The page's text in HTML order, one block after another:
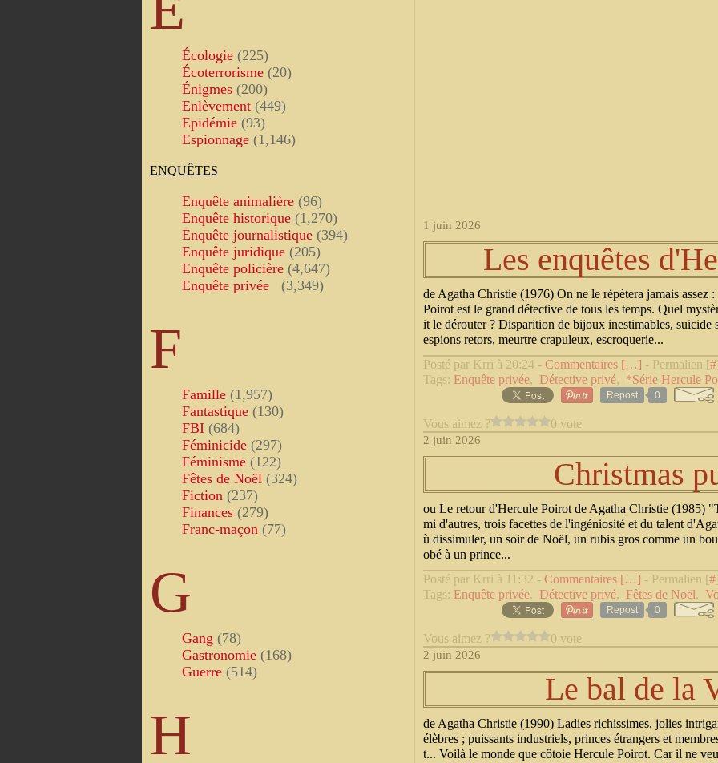
Écologie (225)
Écoterrorisme (20)
Énigmes (200)
Enlèvement (449)
Epidémie (93)
Espionnage (1,146)
ENQUÊTES
Enquête animalière (96)
Enquête historique (1,270)
Enquête journalistique (394)
Enquête juridique (205)
Enquête policière (4,647)
Enquête privée
(3,349)
F
Famille (1,957)
Fantastique (130)
FBI (684)
Féminicide (297)
Féminisme (122)
Fêtes de Noël (324)
Fiction (237)
Finances (279)
Franc-maçon (77)
G
Gang (78)
Gastronomie (168)
Guerre (514)
H
1 juin 2026
Les enquêtes
de Agatha Christie (1976) On ne le répètera jamais assez
Poirot est le grand détective de tous les temps. Quel
it le dérouter ? Disparition de bijoux inestimables, suicide
espions retors, meurtre crapuleux, escroquerie...
Posté par Krri à 20:24 - Commentaires […] - Permalien [#
Tags: Enquête privée, Détective privé, *Série Hercule
Repost 0
Vous aimez ? 0 vote
2 juin 2026
Christmas
ou Le retour d'Hercule Poirot de Agatha Christie (1985)
mi d'autres, trois facettes de l'ingéniosité et du talent
ù dissimuler, un soir de Noël, un rubis gros comme un
obé à un prince...
Posté par Krri à 11:32 - Commentaires […] - Permalien [#
Tags: Enquête privée, Détective privé, Fêtes de Noël,
Repost 0
Vous aimez ? 0 vote
2 juin 2026
Le bal de la
de Agatha Christie (1990) Ladies richissimes, jolies
élèbres ; puissants industriels, princes étrangers et
t... Voilà le monde que côtoie Hercule Poirot. Car il ne